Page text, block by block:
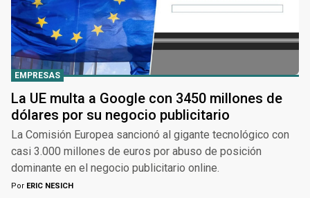
EMPRESAS
La UE multa a Google con 3450 millones de
dólares por su negocio publicitario
La Comisión Europea sancionó al gigante tecnológico con
casi 3.000 millones de euros por abuso de posición
dominante en el negocio publicitario online.
Por ERIC NESICH